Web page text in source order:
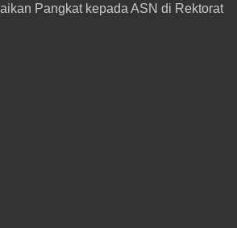
Pangkat kepada ASN di Rektorat